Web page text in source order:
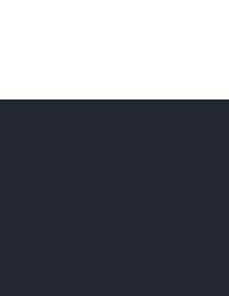
ト ❄️強冷感リバ
強冷感ソファーパ
】通年使えるレ
/シングル/セミダ